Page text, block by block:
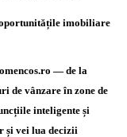
oportunitățile imobiliare
— de la
de vânzare în zone de
inteligente și
și vei lua decizii